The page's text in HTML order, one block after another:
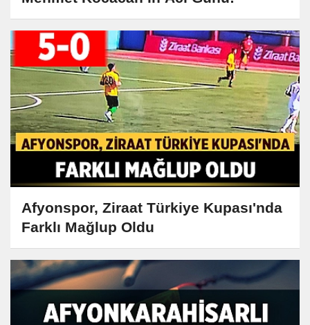
Afyonspor, Ziraat Türkiye Kupası'nda
Farklı Mağlup Oldu